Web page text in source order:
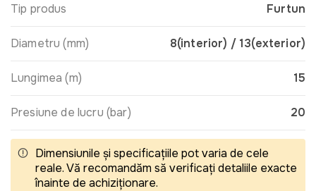
Tip produs Furtun
Diametru (mm) 8(interior) / 13(exterior)
Lungimea (m) 15
Presiune de lucru (bar) 20
Dimensiunile și specificațiile pot varia de cele
reale. Vă recomandăm să verificați detaliile exacte
înainte de achiziționare.